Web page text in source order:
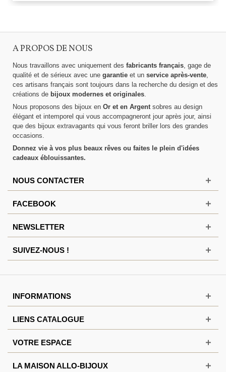
A PROPOS DE NOUS
Nous travaillons avec uniquement des fabricants français, gage de
qualité et de sérieux avec une garantie et un service après-vente,
ces artisans français sont toujours dans la recherche du design et des
créations de bijoux modernes et originales.
Nous proposons des bijoux en Or et en Argentsobres au design
élégant et intemporel qui vous accompagneront jour après jour, ainsi
que des bijoux extravagants qui vous feront briller lors des grandes
occasions.
Donnez vie à vos plus beaux rêves ou faites le plein d'idées
cadeaux éblouissantes.
NOUS CONTACTER
FACEBOOK
NEWSLETTER
SUIVEZ-NOUS !
INFORMATIONS
LIENS CATALOGUE
VOTRE ESPACE
LA MAISON ALLO-BIJOUX